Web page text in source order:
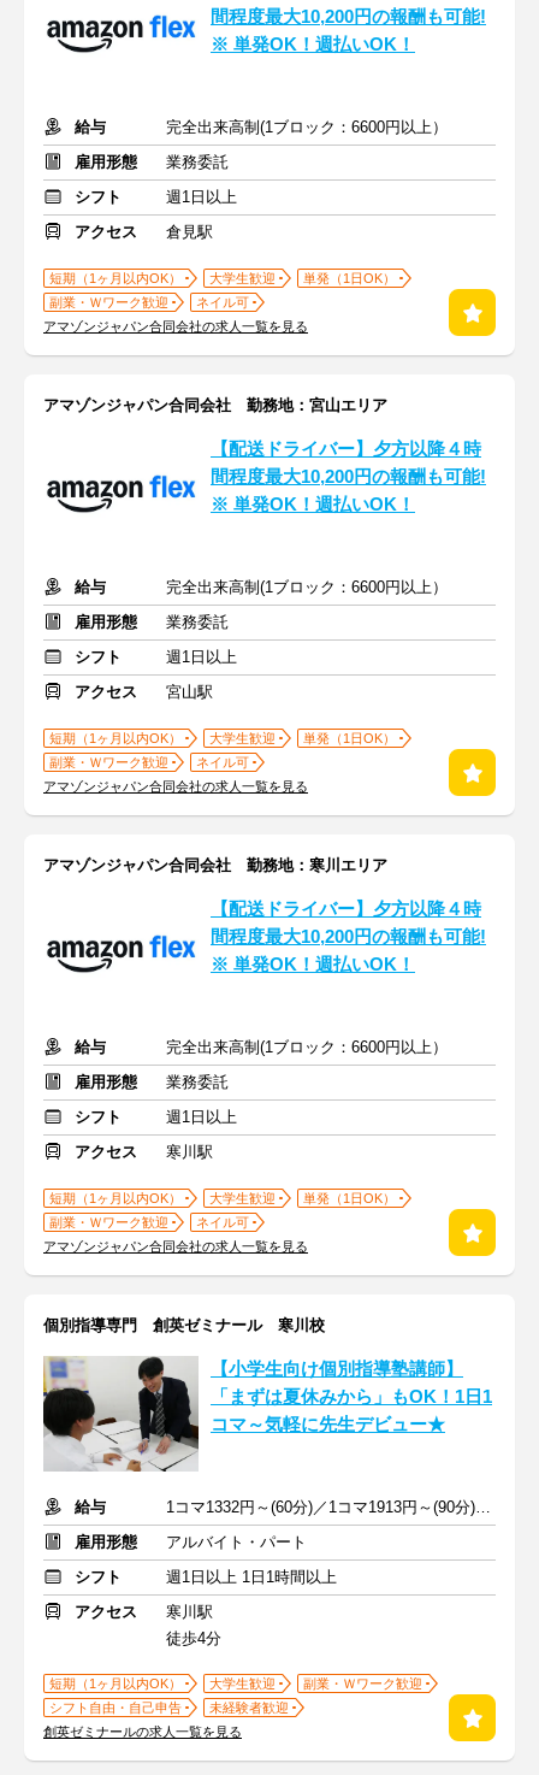
間程度最大10,200円の報酬も可能!
※ 単発OK！週払いOK！
給与
完全出来高制(1ブロック：6600円以上）
雇用形態
業務委託
シフト
週1日以上
アクセス
倉見駅
短期（1ヶ月以内OK） 大学生歓迎
単発（1日OK）
副業・Ｗワーク歓迎
ネイル可
アマゾンジャパン合同会社の求人一覧を見る
アマゾンジャパン合同会社 勤務地：宮山エリア
【配送ドライバー】夕方以降４時
間程度最大10,200円の報酬も可能!
※ 単発OK！週払いOK！
給与
完全出来高制(1ブロック：6600円以上）
雇用形態
業務委託
シフト
週1日以上
アクセス
宮山駅
短期（1ヶ月以内OK） 大学生歓迎
単発（1日OK）
副業・Ｗワーク歓迎
ネイル可
アマゾンジャパン合同会社の求人一覧を見る
アマゾンジャパン合同会社 勤務地：寒川エリア
【配送ドライバー】夕方以降４時
間程度最大10,200円の報酬も可能!
※ 単発OK！週払いOK！
給与
完全出来高制(1ブロック：6600円以上）
雇用形態
業務委託
シフト
週1日以上
アクセス
寒川駅
短期（1ヶ月以内OK） 大学生歓迎
単発（1日OK）
副業・Ｗワーク歓迎
ネイル可
アマゾンジャパン合同会社の求人一覧を見る
個別指導専門 創英ゼミナール 寒川校
【小学生向け個別指導塾講師】
「まずは夏休みから」もOK！1日1
コマ～気軽に先生デビュー★
給与
1コマ1332円～(60分)／1コマ1913円～(90分) ※準備報告手当込み
雇用形態
アルバイト・パート
シフト
週1日以上 1日1時間以上
アクセス
寒川駅
徒歩4分
短期（1ヶ月以内OK） 大学生歓迎
副業・Ｗワーク歓迎
シフト自由・自己申告
未経験者歓迎
創英ゼミナールの求人一覧を見る